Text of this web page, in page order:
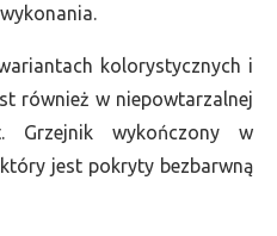
kolorystycznych i
również w niepowtarzalnej
Grzejnik wykończony w
jest pokryty bezbarwną